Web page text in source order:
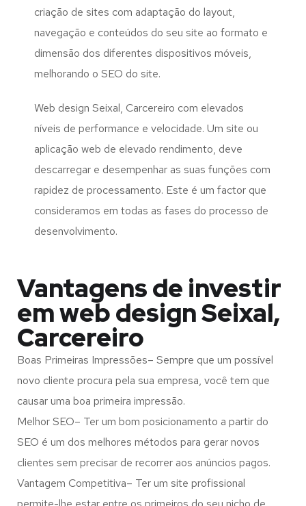
criação de sites com adaptação do layout,
navegação e conteúdos do seu site ao formato e
dimensão dos diferentes dispositivos móveis,
melhorando o SEO do site.
Web design Seixal, Carcereiro com elevados
níveis de performance e velocidade. Um site ou
aplicação web de elevado rendimento, deve
descarregar e desempenhar as suas funções com
rapidez de processamento. Este é um factor que
consideramos em todas as fases do processo de
desenvolvimento.
Vantagens de investir
em web design Seixal,
Carcereiro
Boas Primeiras Impressões– Sempre que um possível
novo cliente procura pela sua empresa, você tem que
causar uma boa primeira impressão.
Melhor SEO– Ter um bom posicionamento a partir do
SEO é um dos melhores métodos para gerar novos
clientes sem precisar de recorrer aos anúncios pagos.
Vantagem Competitiva– Ter um site profissional